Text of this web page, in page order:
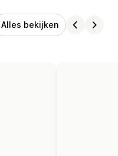
Alles bekijken